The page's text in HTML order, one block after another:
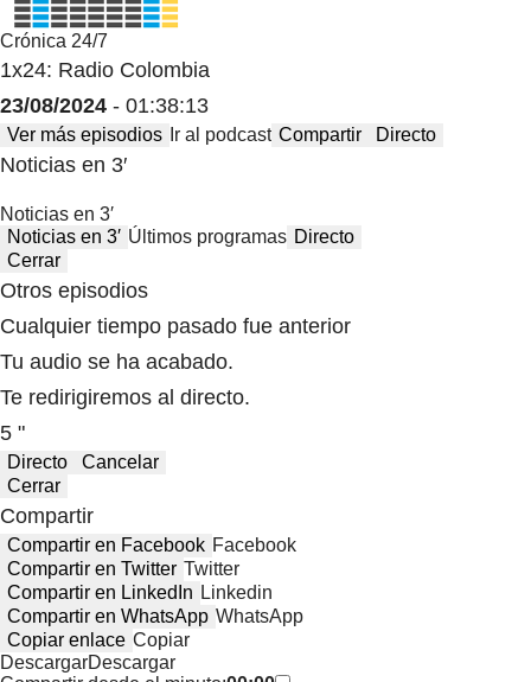
Crónica 24/7
1x24: Radio Colombia
23/08/2024 - 01:38:13
Ver más episodios Ir al podcast Compartir Directo
Noticias en 3′
Noticias en 3′
Noticias en 3′ Últimos programas Directo
Cerrar
Otros episodios
Cualquier tiempo pasado fue anterior
Tu audio se ha acabado.
Te redirigiremos al directo.
5 "
Directo
Cancelar
Cerrar
Compartir
Compartir en Facebook Facebook
Compartir en Twitter Twitter
Compartir en LinkedIn Linkedin
Compartir en WhatsApp WhatsApp
Copiar enlace Copiar
DescargarDescargar